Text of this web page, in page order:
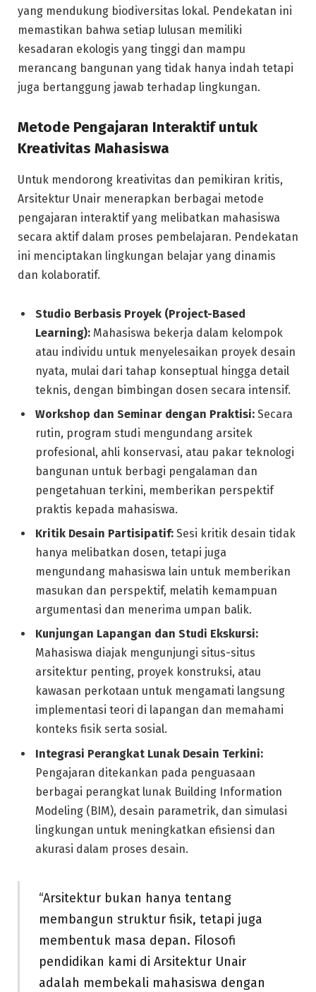
yang mendukung biodiversitas lokal. Pendekatan ini
memastikan bahwa setiap lulusan memiliki
kesadaran ekologis yang tinggi dan mampu
merancang bangunan yang tidak hanya indah tetapi
juga bertanggung jawab terhadap lingkungan.
Metode Pengajaran Interaktif untuk
Kreativitas Mahasiswa
Untuk mendorong kreativitas dan pemikiran kritis,
Arsitektur Unair menerapkan berbagai metode
pengajaran interaktif yang melibatkan mahasiswa
secara aktif dalam proses pembelajaran. Pendekatan
ini menciptakan lingkungan belajar yang dinamis
dan kolaboratif.
Studio Berbasis Proyek (Project-Based
Learning): Mahasiswa bekerja dalam kelompok
atau individu untuk menyelesaikan proyek desain
nyata, mulai dari tahap konseptual hingga detail
teknis, dengan bimbingan dosen secara intensif.
Workshop dan Seminar dengan Praktisi: Secara
rutin, program studi mengundang arsitek
profesional, ahli konservasi, atau pakar teknologi
bangunan untuk berbagi pengalaman dan
pengetahuan terkini, memberikan perspektif
praktis kepada mahasiswa.
Kritik Desain Partisipatif: Sesi kritik desain tidak
hanya melibatkan dosen, tetapi juga
mengundang mahasiswa lain untuk memberikan
masukan dan perspektif, melatih kemampuan
argumentasi dan menerima umpan balik.
Kunjungan Lapangan dan Studi Ekskursi:
Mahasiswa diajak mengunjungi situs-situs
arsitektur penting, proyek konstruksi, atau
kawasan perkotaan untuk mengamati langsung
implementasi teori di lapangan dan memahami
konteks fisik serta sosial.
Integrasi Perangkat Lunak Desain Terkini:
Pengajaran ditekankan pada penguasaan
berbagai perangkat lunak Building Information
Modeling (BIM), desain parametrik, dan simulasi
lingkungan untuk meningkatkan efisiensi dan
akurasi dalam proses desain.
“Arsitektur bukan hanya tentang
membangun struktur fisik, tetapi juga
membentuk masa depan. Filosofi
pendidikan kami di Arsitektur Unair
adalah membekali mahasiswa dengan